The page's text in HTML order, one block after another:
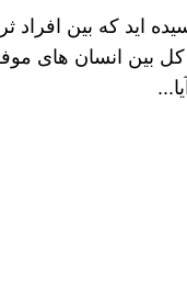
اید که بین افراد
بین انسان های